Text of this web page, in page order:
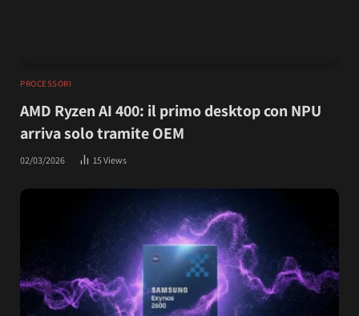
PROCESSORI
AMD Ryzen AI 400: il primo desktop con NPU
arriva solo tramite OEM
02/03/2026 15Views